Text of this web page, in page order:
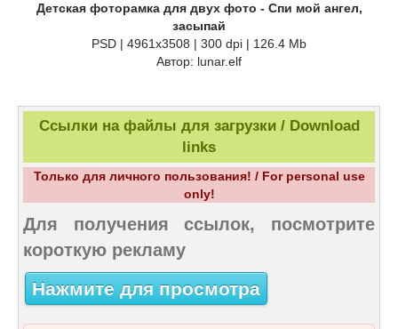
Детская фоторамка для двух фото - Спи мой ангел,
засыпай
PSD | 4961х3508 | 300 dpi | 126.4 Mb
Автор: lunar.elf
Ссылки на файлы для загрузки / Download
links
Только для личного пользования! / For personal use
only!
Для получения ссылок, посмотрите
короткую рекламу
Нажмите для просмотра